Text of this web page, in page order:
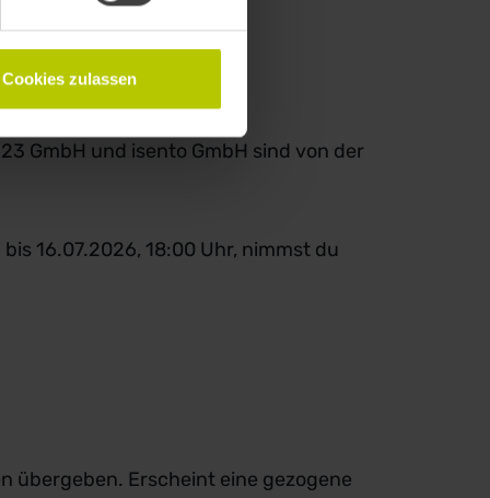
Cookies zulassen
GmbH und isento GmbH sind von der
16.07.2026, 18:00 Uhr, nimmst du
übergeben. Erscheint eine gezogene